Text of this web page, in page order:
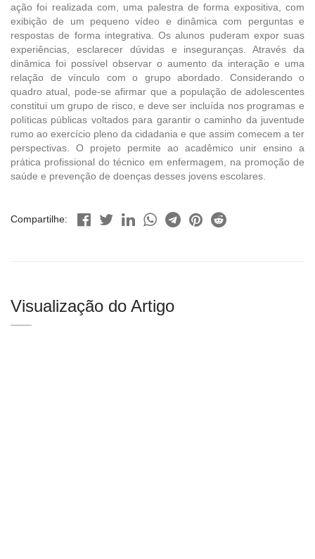
ação foi realizada com, uma palestra de forma expositiva, com
exibição de um pequeno vídeo e dinâmica com perguntas e
respostas de forma integrativa. Os alunos puderam expor suas
experiências, esclarecer dúvidas e inseguranças. Através da
dinâmica foi possível observar o aumento da interação e uma
relação de vínculo com o grupo abordado. Considerando o
quadro atual, pode-se afirmar que a população de adolescentes
constitui um grupo de risco, e deve ser incluída nos programas e
políticas públicas voltados para garantir o caminho da juventude
rumo ao exercício pleno da cidadania e que assim comecem a ter
perspectivas. O projeto permite ao acadêmico unir ensino a
prática profissional do técnico em enfermagem, na promoção de
saúde e prevenção de doenças desses jovens escolares.
Compartilhe:
Visualização do Artigo